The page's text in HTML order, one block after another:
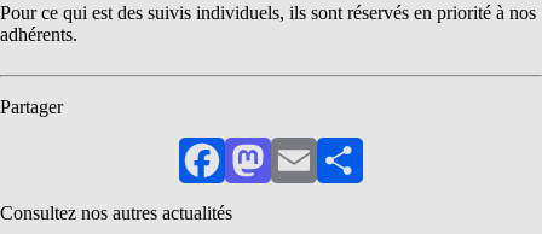
Pour ce qui est des suivis individuels, ils sont réservés en priorité à nos
adhérents.
Partager
FacebookMastodon
EmailPartager
Consultez nos autres actualités